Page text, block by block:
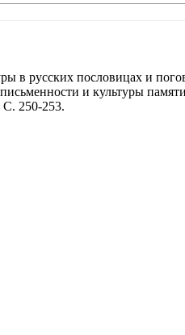
в русских пословицах и
и культуры
250-253.